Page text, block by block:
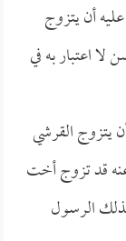
أن يتزوج
اعتبار به في
يتزوج القرشي
قد تزوج أخت
الرسول